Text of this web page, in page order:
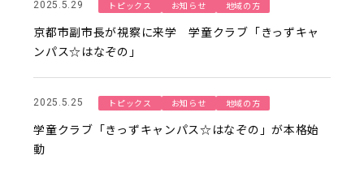
2025.5.29 トピックス お知らせ 地域の方
京都市副市長が視察に来学 学童クラブ「きっずキャ
ンパス☆はなぞの」
2025.5.25 トピックス お知らせ 地域の方
学童クラブ「きっずキャンパス☆はなぞの」が本格始
動